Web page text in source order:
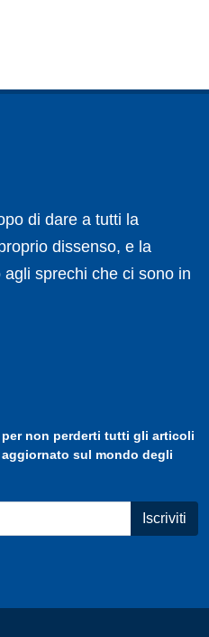
di dare a tutti la
dissenso, e la
sprechi che ci sono in
non perderti tutti gli articoli
sul mondo degli
Iscriviti